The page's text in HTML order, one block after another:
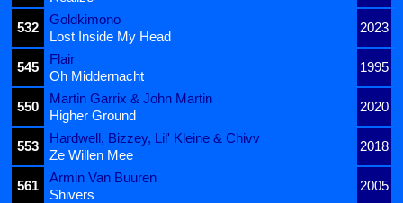
532
Goldkimono
2023
Lost Inside My Head
545
Flair
1995
Oh Middernacht
550
Martin Garrix & John Martin
2020
Higher Ground
553
Hardwell, Bizzey, Lil' Kleine & Chivv
2018
Ze Willen Mee
561
Armin Van Buuren
2005
Shivers